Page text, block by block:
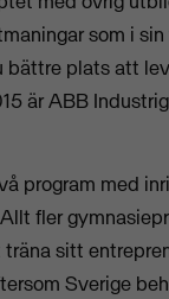
som i
bättre plats att
är ABB
program med
fler
sitt
Sverige